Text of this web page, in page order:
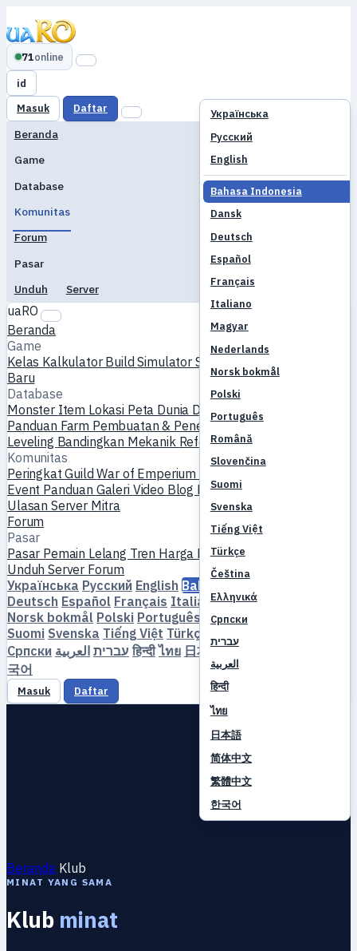
71online
id
Українська
Русский
English
Bahasa Indonesia
Dansk
Deutsch
Español
Français
Italiano
Magyar
Nederlands
Norsk bokmål
Polski
Português
Română
Slovenčina
Suomi
Svenska
Tiếng Việt
Türkçe
Čeština
Ελληνικά
Српски
עברית
العربية
हिन्दी
ไทย
日本語
简体中文
繁體中文
한국어
Masuk Daftar
Beranda
Game
Database
Komunitas
Forum
Pasar
Unduh
Server
uaRO
Beranda
Game
Kelas Kalkulator BuildSimulator Skill
Baru
Database
Monster Item Lokasi Peta Dunia Database Skill
Panduan Farm Pembuatan & PenempaanPet
Leveling Bandingkan Mekanik Referensi
Komunitas
PeringkatGuildWar of Emperium
Event Panduan Galeri Video Blog KlubKatalog Server
Ulasan Server Mitra
Forum
Pasar
Pasar Pemain Lelang Tren Harga Ekonomi
UnduhServer Forum
Українська Русский English Bahasa Indonesia
Deutsch Español Français Italiano Magyar
Norsk bokmål Polski Português Română
Suomi Svenska Tiếng Việt Türkçe
Српски
עברית العربية हिन्दी ไทย 日本語 简体中文
국어
Masuk Daftar
Beranda Klub
MINAT YANG SAMA
Klub minat